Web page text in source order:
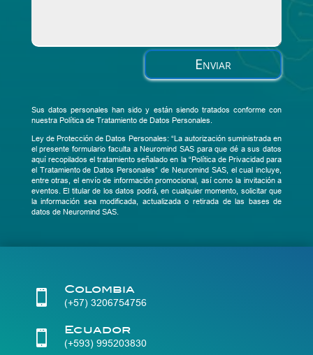
Enviar
Sus datos personales han sido y están siendo tratados conforme con
nuestra Política de Tratamiento de Datos Personales.
Ley de Protección de Datos Personales: “La autorización suministrada en
el presente formulario faculta a Neuromind SAS para que dé a sus datos
aquí recopilados el tratamiento señalado en la “Política de Privacidad para
el Tratamiento de Datos Personales” de Neuromind SAS, el cual incluye,
entre otras, el envío de información promocional, así como la invitación a
eventos. El titular de los datos podrá, en cualquier momento, solicitar que
la información sea modificada, actualizada o retirada de las bases de
datos de Neuromind SAS.
 Colombia
(+57) 3206754756
 Ecuador
(+593) 995203830